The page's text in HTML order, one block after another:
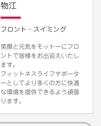
物江
フロント・スイミング
笑顔と元気をモットーにフロ
ントで皆様をお出迎えいたし
ます。
フィットネスライフサポータ
ーとしてより多くの方に快適
な環境を提供できるよう頑張
ります。